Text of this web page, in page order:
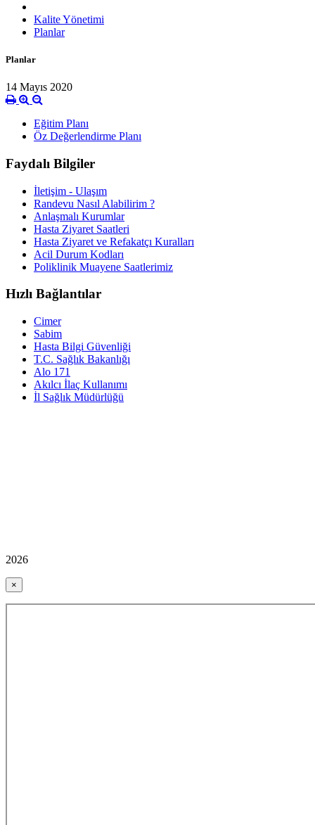
Kalite Yönetimi
Planlar
Planlar
14 Mayıs 2020
Eğitim Planı
Öz Değerlendirme Planı
Faydalı Bilgiler
İletişim - Ulaşım
Randevu Nasıl Alabilirim ?
Anlaşmalı Kurumlar
Hasta Ziyaret Saatleri
Hasta Ziyaret ve Refakatçı Kuralları
Acil Durum Kodları
Poliklinik Muayene Saatlerimiz
Hızlı Bağlantılar
Cimer
Sabim
Hasta Bilgi Güvenliği
T.C. Sağlık Bakanlığı
Alo 171
Akılcı İlaç Kullanımı
İl Sağlık Müdürlüğü
2026
×